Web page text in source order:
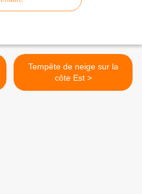
Tempête de neige sur la
côte Est >